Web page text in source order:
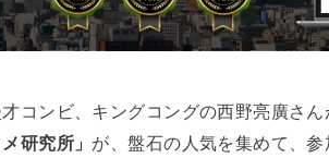
コンビ、キングコングの西野亮廣さ
研究所」 が、盤石の人気を集めて、